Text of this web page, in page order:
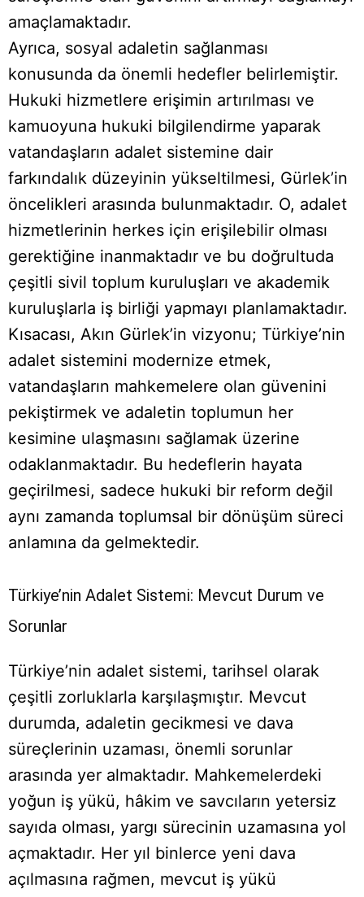
amaçlamaktadır.
Ayrıca, sosyal adaletin sağlanması
konusunda da önemli hedefler belirlemiştir.
Hukuki hizmetlere erişimin artırılması ve
kamuoyuna hukuki bilgilendirme yaparak
vatandaşların adalet sistemine dair
farkındalık düzeyinin yükseltilmesi, Gürlek’in
öncelikleri arasında bulunmaktadır. O, adalet
hizmetlerinin herkes için erişilebilir olması
gerektiğine inanmaktadır ve bu doğrultuda
çeşitli sivil toplum kuruluşları ve akademik
kuruluşlarla iş birliği yapmayı planlamaktadır.
Kısacası, Akın Gürlek’in vizyonu; Türkiye’nin
adalet sistemini modernize etmek,
vatandaşların mahkemelere olan güvenini
pekiştirmek ve adaletin toplumun her
kesimine ulaşmasını sağlamak üzerine
odaklanmaktadır. Bu hedeflerin hayata
geçirilmesi, sadece hukuki bir reform değil
aynı zamanda toplumsal bir dönüşüm süreci
anlamına da gelmektedir.
Türkiye’nin Adalet Sistemi: Mevcut Durum ve
Sorunlar
Türkiye’nin adalet sistemi, tarihsel olarak
çeşitli zorluklarla karşılaşmıştır. Mevcut
durumda, adaletin gecikmesi ve dava
süreçlerinin uzaması, önemli sorunlar
arasında yer almaktadır. Mahkemelerdeki
yoğun iş yükü, hâkim ve savcıların yetersiz
sayıda olması, yargı sürecinin uzamasına yol
açmaktadır. Her yıl binlerce yeni dava
açılmasına rağmen, mevcut iş yükü